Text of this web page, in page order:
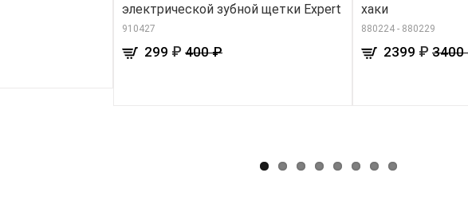
электрической зубной щетки Expert
910427
299 ₽ 400 ₽
хаки
880224 - 880229
2399 ₽ 3400